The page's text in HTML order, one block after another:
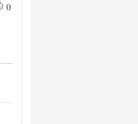
0